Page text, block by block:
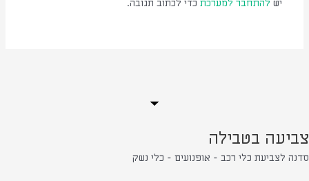
יש להתחבר למערכת כדי לכתוב תגובה.
צביעה בטבילה
סדנה לצביעת כלי רכב - אופנועים - כלי נשק